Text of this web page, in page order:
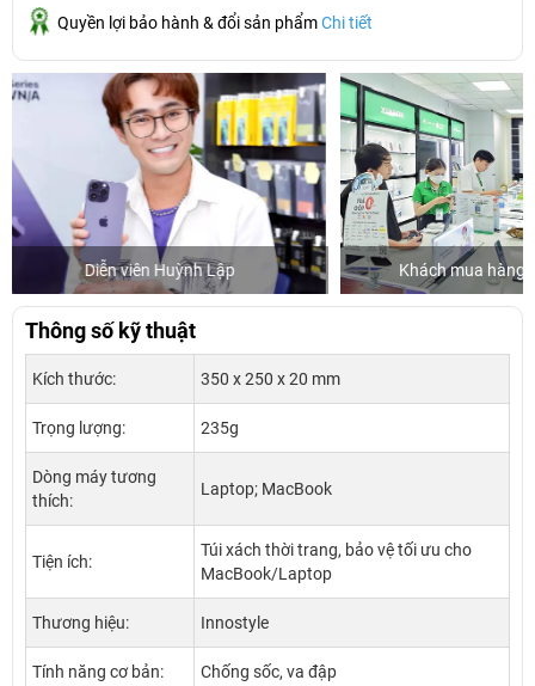
Quyền lợi bảo hành & đổi sản phẩmChi tiết
Khách mua hàng tại 24hStore
Thông số kỹ thuật
Kích thước: 350 x 250 x 20 mm
Trọng lượng: 235g
Dòng máy tương
thích:
Laptop; MacBook
Tiện ích:
Túi xách thời trang, bảo vệ tối ưu cho
MacBook/Laptop
Thương hiệu: Innostyle
Tính năng cơ bản: Chống sốc, va đập